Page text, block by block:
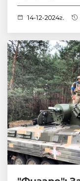
14-12-2024г.